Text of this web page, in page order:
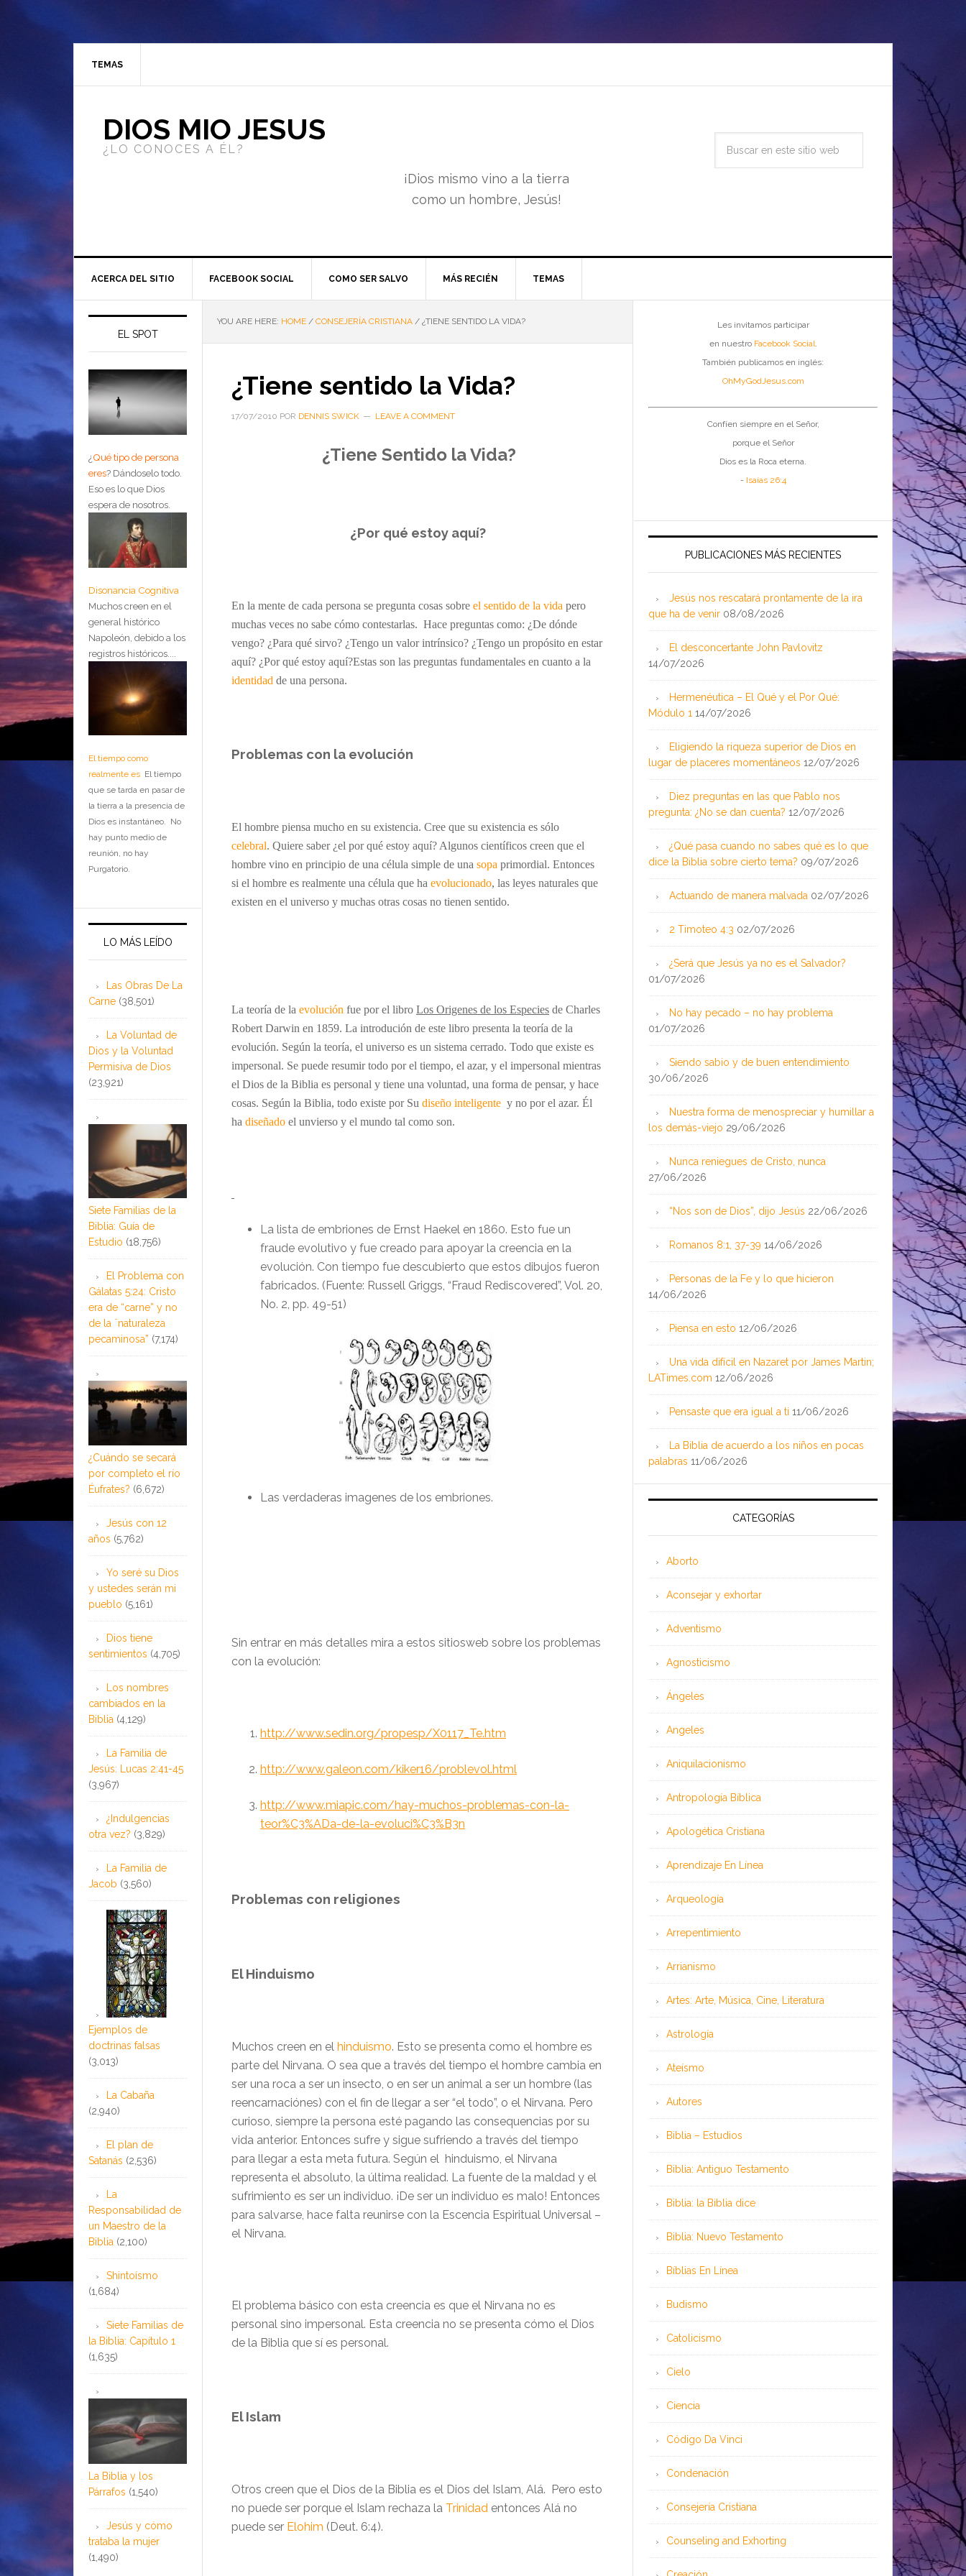
TEMAS
DIOS MIO JESUS
¿LO CONOCES A ÉL?
¡Dios mismo vino a la tierra
como un hombre, Jesús!
ACERCA DEL SITIO FACEBOOK SOCIAL COMO SER SALVO MÁS RECIÉN TEMAS
YOU ARE HERE: HOME / CONSEJERÍA CRISTIANA / ¿TIENE SENTIDO LA VIDA?
¿Tiene sentido la Vida?
17/07/2010 POR DENNIS SWICK LEAVE A COMMENT
¿Tiene Sentido la Vida?
¿Por qué estoy aquí?
En la mente de cada persona se pregunta cosas sobre el sentido de la vida pero
muchas veces no sabe cómo contestarlas. Hace preguntas como: ¿De dónde
vengo? ¿Para qué sirvo? ¿Tengo un valor intrínsico? ¿Tengo un propósito en estar
aquí? ¿Por qué estoy aquí?Estas son las preguntas fundamentales en cuanto a la
identidad de una persona.
Problemas con la evolución
El hombre piensa mucho en su existencia. Cree que su existencia es sólo
celebral. Quiere saber ¿el por qué estoy aquí? Algunos científicos creen que el
hombre vino en principio de una célula simple de una sopa primordial. Entonces
si el hombre es realmente una célula que ha evolucionado, las leyes naturales que
existen en el universo y muchas otras cosas no tienen sentido.
La teoría de la evolución fue por el libro Los Origenes de los Especies de Charles
Robert Darwin en 1859. La introdución de este libro presenta la teoría de la
evolución. Según la teoría, el universo es un sistema cerrado. Todo que existe es
impersonal. Se puede resumir todo por el tiempo, el azar, y el impersonal mientras
el Dios de la Biblia es personal y tiene una voluntad, una forma de pensar, y hace
cosas. Según la Biblia, todo existe por Su diseño inteligente y no por el azar. Él
ha diseñado el unvierso y el mundo tal como son.
La lista de embriones de Ernst Haekel en 1860. Esto fue un
fraude evolutivo y fue creado para apoyar la creencia en la
evolución. Con tiempo fue descubierto que estos dibujos fueron
fabricados. (Fuente: Russell Griggs, “Fraud Rediscovered”, Vol. 20,
No. 2, pp. 49-51)
Las verdaderas imagenes de los embriones.
Sin entrar en más detalles mira a estos sitiosweb sobre los problemas
con la evolución:
http://www.sedin.org/propesp/X0117_Te.htm
http://www.galeon.com/kiker16/problevol.html
http://www.miapic.com/hay-muchos-problemas-con-la-
teor%C3%ADa-de-la-evoluci%C3%B3n
Problemas con religiones
El Hinduismo
Muchos creen en el hinduismo. Esto se presenta como el hombre es
parte del Nirvana. O sea que a través del tiempo el hombre cambia en
ser una roca a ser un insecto, o en ser un animal a ser un hombre (las
reencarnaciónes) con el fin de llegar a ser “el todo”, o el Nirvana. Pero
curioso, siempre la persona esté pagando las consequencias por su
vida anterior. Entonces sufre y sigue sufriendo a través del tiempo
para llegar a esta meta futura. Según el hinduismo, el Nirvana
representa el absoluto, la última realidad. La fuente de la maldad y el
sufrimiento es ser un individuo. ¡De ser un individuo es malo! Entonces
para salvarse, hace falta reunirse con la Escencia Espiritual Universal –
el Nirvana.
El problema básico con esta creencia es que el Nirvana no es
personal sino impersonal. Esta creencia no se presenta cómo el Dios
de la Biblia que sí es personal.
El Islam
Otros creen que el Dios de la Biblia es el Dios del Islam, Alá. Pero esto
no puede ser porque el Islam rechaza la Trinidad entonces Alá no
puede ser Elohim (Deut. 6:4).
Les invitamos participar
en nuestro Facebook Social.
También publicamos en inglés:
OhMyGodJesus.com
Confíen siempre en el Señor,
porque el Señor
Dios es la Roca eterna.
- Isaías 26:4
PUBLICACIONES MÁS RECIENTES
Jesús nos rescatará prontamente de la ira
que ha de venir 08/08/2026
El desconcertante John Pavlovitz
14/07/2026
Hermenéutica – El Qué y el Por Qué:
Módulo 1 14/07/2026
Eligiendo la riqueza superior de Dios en
lugar de placeres momentáneos 12/07/2026
Diez preguntas en las que Pablo nos
pregunta: ¿No se dan cuenta? 12/07/2026
¿Qué pasa cuando no sabes qué es lo que
dice la Biblia sobre cierto tema? 09/07/2026
Actuando de manera malvada 02/07/2026
2 Timoteo 4:3 02/07/2026
¿Será que Jesús ya no es el Salvador?
01/07/2026
No hay pecado – no hay problema
01/07/2026
Siendo sabio y de buen entendimiento
30/06/2026
Nuestra forma de menospreciar y humillar a
los demás-viejo 29/06/2026
Nunca reniegues de Cristo, nunca
27/06/2026
“Nos son de Dios”, dijo Jesús 22/06/2026
Romanos 8:1, 37-39 14/06/2026
Personas de la Fe y lo que hicieron
14/06/2026
Piensa en esto 12/06/2026
Una vida difícil en Nazaret por James Martin;
LATimes.com 12/06/2026
Pensaste que era igual a ti 11/06/2026
La Biblia de acuerdo a los niños en pocas
palabras 11/06/2026
CATEGORÍAS
Aborto
Aconsejar y exhortar
Adventismo
Agnosticismo
Ángeles
Angeles
Aniquilacionismo
Antropología Bíblica
Apologética Cristiana
Aprendizaje En Línea
Arqueología
Arrepentimiento
Arrianismo
Artes: Arte, Música, Cine, Literatura
Astrología
Ateísmo
Autores
Biblia – Estudios
Biblia: Antiguo Testamento
Biblia: la Biblia dice
Biblia: Nuevo Testamento
Bíblias En Línea
Budismo
Catolicismo
Cielo
Ciencia
Código Da Vinci
Condenación
Consejería Cristiana
Counseling and Exhorting
EL SPOT
¿Qué tipo de persona
eres? Dándoselo todo.
Eso es lo que Dios
espera de nosotros.
Disonancia Cognitiva
Muchos creen en el
general histórico
Napoleón, debido a los
registros históricos....
El tiempo como
realmente es El tiempo
que se tarda en pasar de
la tierra a la presencia de
Dios es instantáneo. No
hay punto medio de
reunión, no hay
Purgatorio.
LO MÁS LEÍDO
Las Obras De La
Carne (38,501)
La Voluntad de
Dios y la Voluntad
Permisiva de Dios
(23,921)
Siete Familias de la
Biblia: Guía de
Estudio (18,756)
El Problema con
Gálatas 5:24: Cristo
era de “carne” y no
de la ¨naturaleza
pecaminosa” (7,174)
¿Cuándo se secará
por completo el río
Éufrates? (6,672)
Jesús con 12
años (5,762)
Yo seré su Dios
y ustedes serán mi
pueblo (5,161)
Dios tiene
sentimientos (4,705)
Los nombres
cambiados en la
Biblia (4,129)
La Familia de
Jesús: Lucas 2:41-45
(3,967)
¿Indulgencias
otra vez? (3,829)
La Familia de
Jacob (3,560)
Ejemplos de
doctrinas falsas
(3,013)
La Cabaña
(2,940)
El plan de
Satanás (2,536)
La
Responsabilidad de
un Maestro de la
Biblia (2,100)
Shintoísmo
(1,684)
Siete Familias de
la Biblia: Capítulo 1
(1,635)
La Biblia y los
Párrafos (1,540)
Jesús y cómo
trataba la mujer
(1,490)